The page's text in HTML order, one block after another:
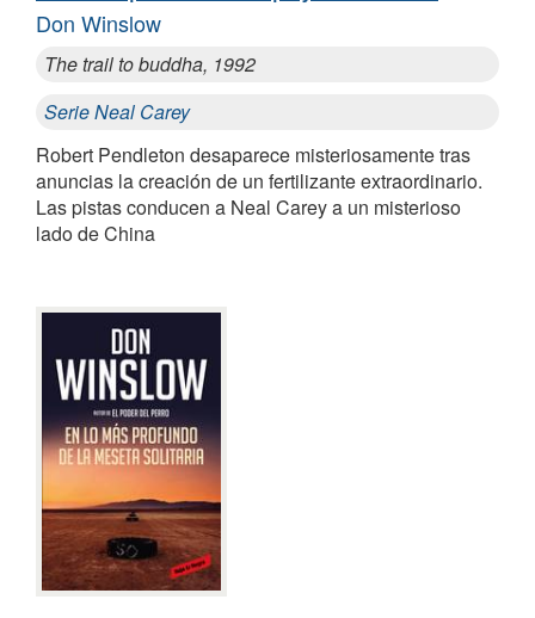
Don Winslow
The trail to buddha, 1992
Serie Neal Carey
Robert Pendleton desaparece misteriosamente tras
anuncias la creación de un fertilizante extraordinario.
Las pistas conducen a Neal Carey a un misterioso
lado de China